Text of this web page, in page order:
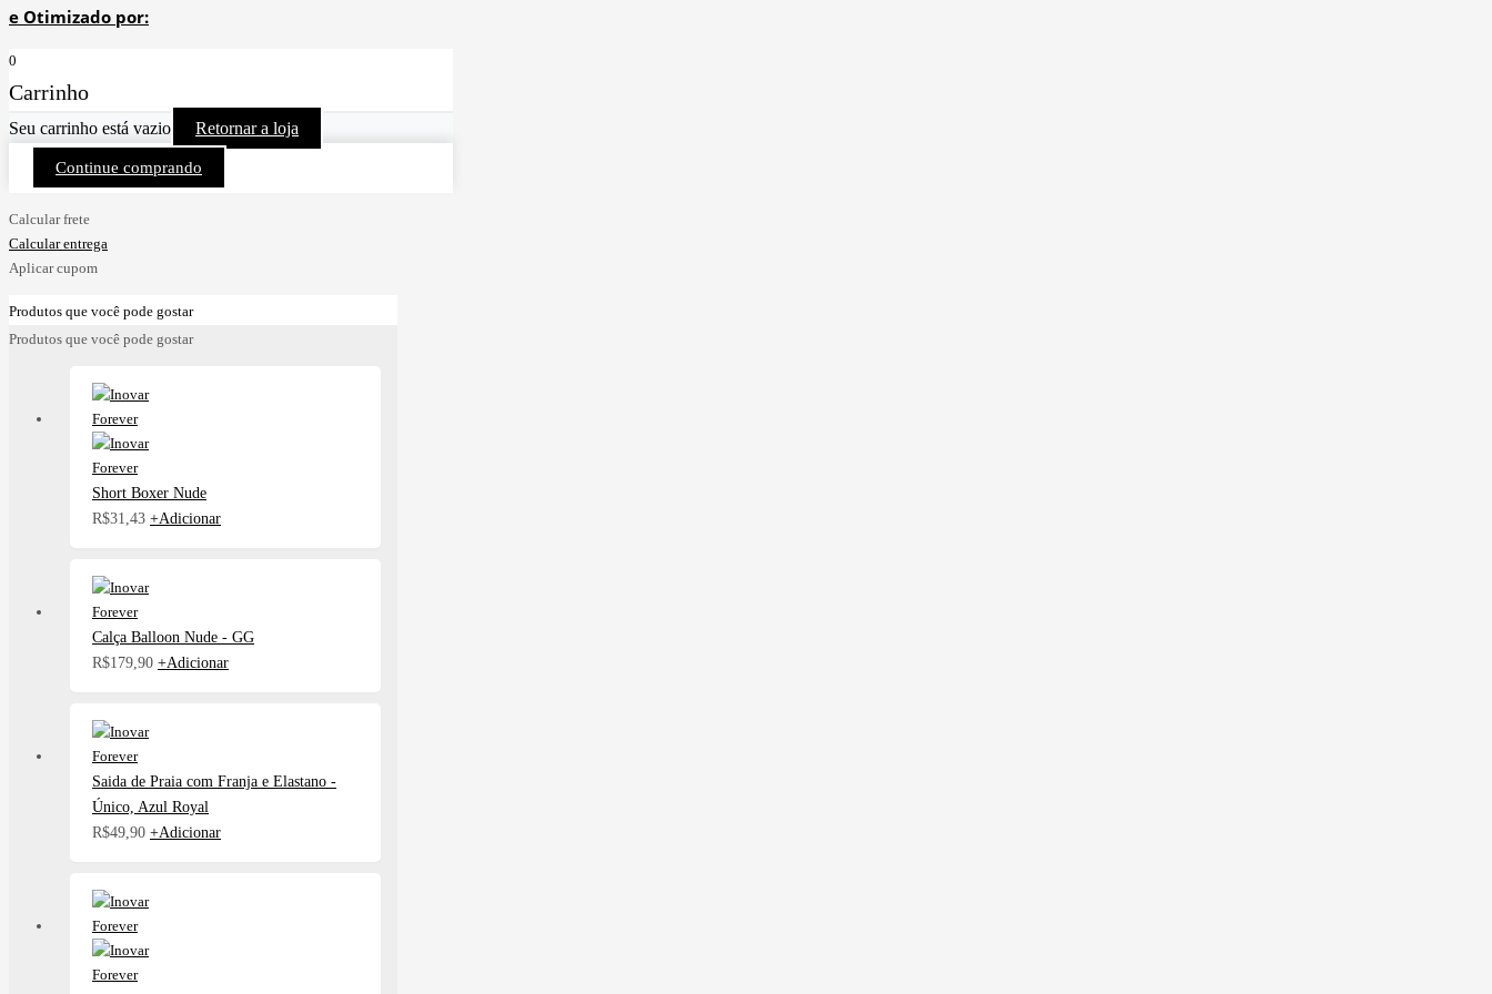
e Otimizado por:
0
Carrinho
Seu carrinho está vazio Retornar a loja
Continue comprando
Calcular frete
Calcular entrega
Aplicar cupom
Produtos que você pode gostar
Produtos que você pode gostar
Short Boxer Nude
R$31,43 +AdicionarEste
As
opções
na
Calça Balloon Nude - GG
R$179,90 +Adicionar
Saida de Praia com Franja e Elastano -
Único, Azul Royal
R$49,90 +Adicionar